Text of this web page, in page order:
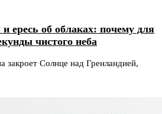
ересь об облаках: почему для
чистого неба
закроет Солнце над Гренландией,